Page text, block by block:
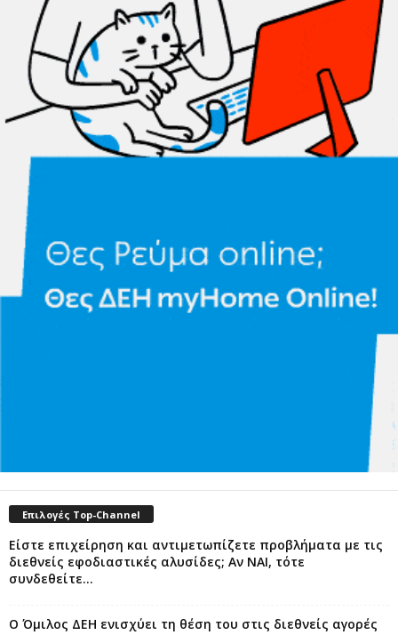
Επιλογές Top-Channel
Είστε επιχείρηση και αντιμετωπίζετε προβλήματα με τις
διεθνείς εφοδιαστικές αλυσίδες; Αν ΝΑΙ, τότε
συνδεθείτε...
Ο Όμιλος ΔΕΗ ενισχύει τη θέση του στις διεθνείς αγορές